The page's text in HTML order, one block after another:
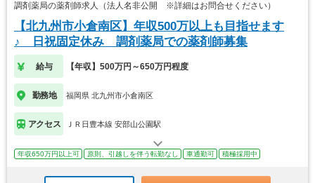
調剤薬局の薬剤師求人（法人名非公開 ※詳細はお問合せください）
【北九州市小倉南区】年収500万以上も目指せます
♪ 日祝固定休み 調剤薬局での薬剤師募集
給与 【年収】500万円～650万円程度
勤務地 福岡県 北九州市小倉南区
アクセス ＪＲ日豊本線 安部山公園駅
年収650万円以上可 原則、引越しを伴う転勤なし 車通勤可 積極採用中